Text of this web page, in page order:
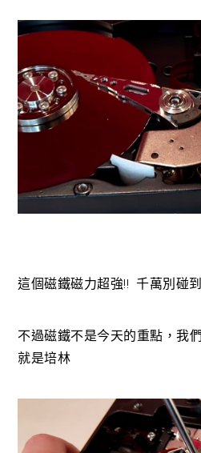
這個磁鐵磁力超強!! 千萬別碰
不過磁鐵不是今天的重點，我
就是培林